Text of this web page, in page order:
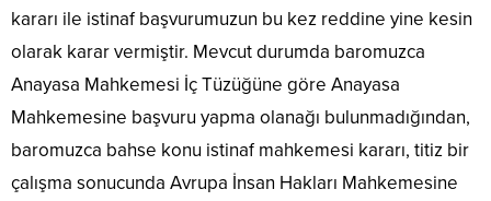
kararı ile istinaf başvurumuzun bu kez reddine yine kesin
olarak karar vermiştir. Mevcut durumda baromuzca
Anayasa Mahkemesi İç Tüzüğüne göre Anayasa
Mahkemesine başvuru yapma olanağı bulunmadığından,
baromuzca bahse konu istinaf mahkemesi kararı, titiz bir
çalışma sonucunda Avrupa İnsan Hakları Mahkemesine